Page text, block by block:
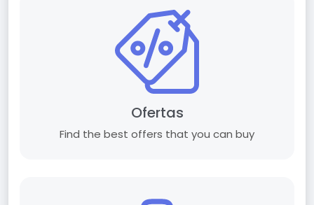
Ofertas
Find the best offers that you can buy